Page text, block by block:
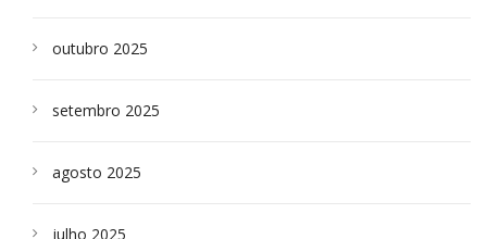
outubro 2025
setembro 2025
agosto 2025
julho 2025